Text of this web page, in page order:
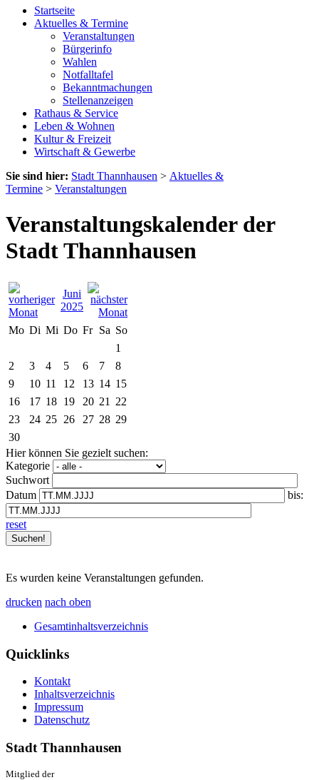
Startseite
Aktuelles & Termine
Veranstaltungen
Bürgerinfo
Wahlen
Notfalltafel
Bekanntmachungen
Stellenanzeigen
Rathaus & Service
Leben & Wohnen
Kultur & Freizeit
Wirtschaft & Gewerbe
Sie sind hier: Stadt Thannhausen > Aktuelles &
Termine > Veranstaltungen
Veranstaltungskalender der
Stadt Thannhausen
Juni
2025
Mo Di Mi Do Fr Sa So
1
2
3 4 5 6 7
8
9
10 11 12 13 14 15
16
17 18 19 20 21
22
23
24 25 26 27 28 29
30
Hier können Sie gezielt suchen:
Kategorie
Suchwort
Datum
bis:
reset
Es wurden keine Veranstaltungen gefunden.
drucken nach oben
Gesamtinhaltsverzeichnis
Quicklinks
Kontakt
Inhaltsverzeichnis
Impressum
Datenschutz
Stadt Thannhausen
Mitglied der